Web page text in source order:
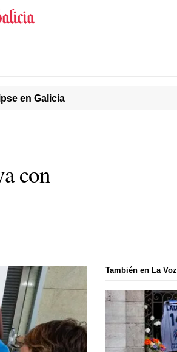
en Galicia
con
También en La Voz